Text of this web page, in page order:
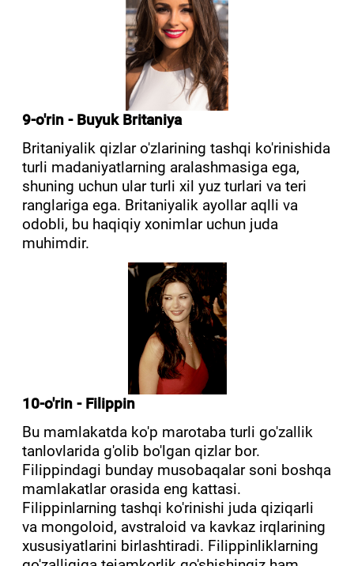
9-o'rin - Buyuk Britaniya
Britaniyalik qizlar o'zlarining tashqi ko'rinishida
turli madaniyatlarning aralashmasiga ega,
shuning uchun ular turli xil yuz turlari va teri
ranglariga ega. Britaniyalik ayollar aqlli va
odobli, bu haqiqiy xonimlar uchun juda
muhimdir.
10-o'rin - Filippin
Bu mamlakatda ko'p marotaba turli go'zallik
tanlovlarida g'olib bo'lgan qizlar bor.
Filippindagi bunday musobaqalar soni boshqa
mamlakatlar orasida eng kattasi.
Filippinlarning tashqi ko'rinishi juda qiziqarli
va mongoloid, avstraloid va kavkaz irqlarining
xususiyatlarini birlashtiradi. Filippinliklarning